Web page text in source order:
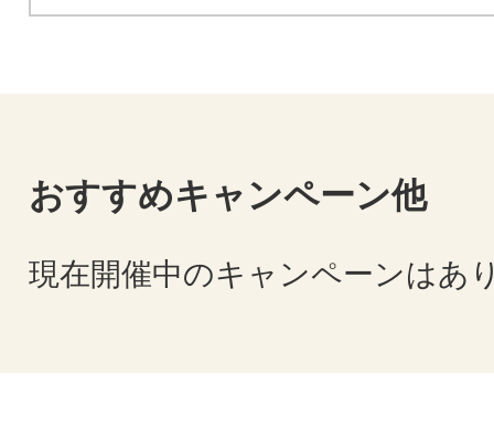
おすすめキャンペーン他
現在開催中のキャンペーンはあ